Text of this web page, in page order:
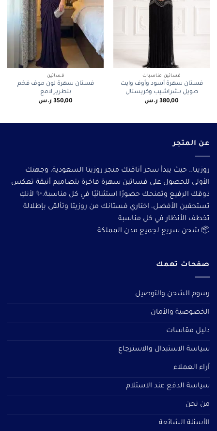
فساتين مناسبات
فستان سهرة أسود وأوف وايت
طويل بشراشيب وكريستال
380,00 ر.س
فساتين
فستان سهرة لون موف فخم
بتطريز لامع
350,00 ر.س
عن المتجر
روزيتا.. حيث يبدأ سحر أناقتك متجر روزيتا السعودية، وجهتك
الأولى للحصول على فساتين سهرة فاخرة بتصاميم أنيقة تعكس
ذوقك الرفيع وتمنحك حضورًا استثنائيًا في كل مناسبة.✨ لأنكِ
تستحقين الأفضل، اختاري فستانك من روزيتا وتألقى بإطلالة
تخطف الأنظار في كل مناسبة
📦 شحن سريع لجميع مدن المملكة
صفحات تهمك
رسوم الشحن والتوصيل
الخصوصية والأمان
دليل مقاسات
سياسة الاستبدال والاسترجاع
آراء العملاء
سياسة الدفع عند الاستلام
من نحن
الأسئلة الشائعة